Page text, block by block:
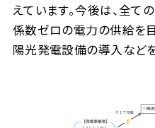
えています。今後は、全て
係数ゼロの電力の供給を
陽光発電設備の導入など